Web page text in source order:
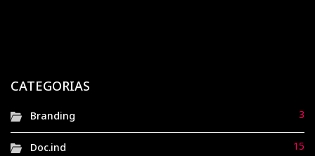
Doc.ind
CATEGORIAS
Branding 3
Doc.ind 15